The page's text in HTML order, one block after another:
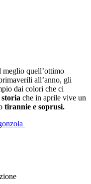
meglio quell’ottimo
all’anno, gli
dai colori che ci
storia che in aprile vive un
tirannie e soprusi.